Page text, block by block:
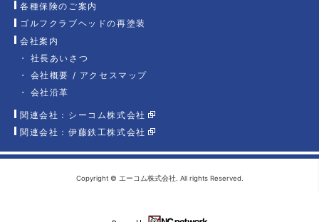
各種保険のご案内
ゴルフクラブヘッドの再塗装
会社案内
社長あいさつ
会社概要 / アクセスマップ
会社沿革
関連会社：シーコム株式会社
関連会社：伊藤鉄工株式会社
Copyright © エーコム株式会社. All rights Reserved.